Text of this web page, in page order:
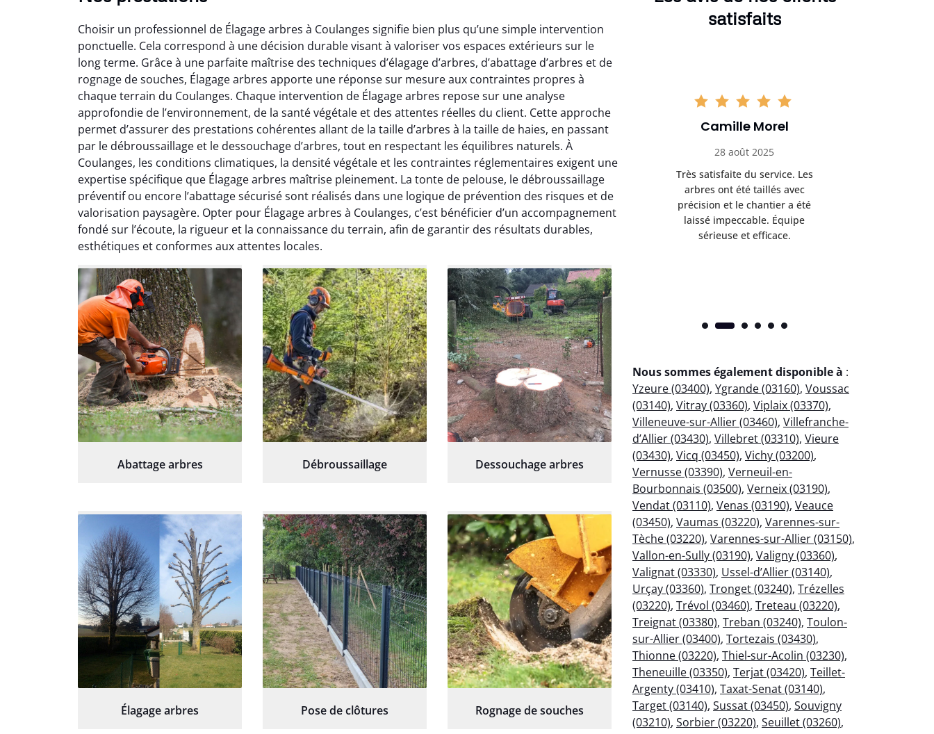
Choisir un professionnel de Élagage arbres à Coulanges signifie bien plus qu’une simple intervention
ponctuelle. Cela correspond à une décision durable visant à valoriser vos espaces extérieurs sur le
long terme. Grâce à une parfaite maîtrise des techniques d’élagage d’arbres, d’abattage d’arbres et de
rognage de souches, Élagage arbres apporte une réponse sur mesure aux contraintes propres à
chaque terrain du Coulanges. Chaque intervention de Élagage arbres repose sur une analyse
approfondie de l’environnement, de la santé végétale et des attentes réelles du client. Cette approche
permet d’assurer des prestations cohérentes allant de la taille d’arbres à la taille de haies, en passant
par le débroussaillage et le dessouchage d’arbres, tout en respectant les équilibres naturels. À
Coulanges, les conditions climatiques, la densité végétale et les contraintes réglementaires exigent une
expertise spécifique que Élagage arbres maîtrise pleinement. La tonte de pelouse, le débroussaillage
préventif ou encore l’abattage sécurisé sont réalisés dans une logique de prévention des risques et de
valorisation paysagère. Opter pour Élagage arbres à Coulanges, c’est bénéficier d’un accompagnement
fondé sur l’écoute, la rigueur et la connaissance du terrain, afin de garantir des résultats durables,
esthétiques et conformes aux attentes locales.
Abattage arbres Débroussaillage Dessouchage arbres
Élagage arbres Pose de clôtures Rognage de souches
satisfaits
Soraya Benali
07 février 2026
Service irréprochable du
début à la fin. Les arbres ont
été parfaitement entretenus
et le nettoyage après
intervention est impeccable.
Je recommande vivement.
Léandro Vasseur
12 juillet 2025
Intervention rapide et très
professionnelle pour
l’élagage de mes arbres. Le
travail est propre, sécurisé et
parfaitement réalisé. Je
Camille Morel
28 août 2025
Très satisfaite du service. Les
arbres ont été taillés avec
précision et le chantier a été
laissé impeccable. Équipe
sérieuse et efficace.
Nous sommes également disponible à :
Yzeure (03400), Ygrande (03160), Voussac
(03140), Vitray (03360), Viplaix (03370),
Villeneuve-sur-Allier (03460), Villefranche-
d’Allier (03430), Villebret (03310), Vieure
(03430), Vicq (03450), Vichy (03200),
Vernusse (03390), Verneuil-en-
Bourbonnais (03500), Verneix (03190),
Vendat (03110), Venas (03190), Veauce
(03450), Vaumas (03220), Varennes-sur-
Tèche (03220), Varennes-sur-Allier (03150),
Vallon-en-Sully (03190), Valigny (03360),
Valignat (03330), Ussel-d’Allier (03140),
Urçay (03360), Tronget (03240), Trézelles
(03220), Trévol (03460), Treteau (03220),
Treignat (03380), Treban (03240), Toulon-
sur-Allier (03400), Tortezais (03430),
Thionne (03220), Thiel-sur-Acolin (03230),
Theneuille (03350), Terjat (03420), Teillet-
Argenty (03410), Taxat-Senat (03140),
Target (03140), Sussat (03450), Souvigny
(03210), Sorbier (03220), Seuillet (03260),